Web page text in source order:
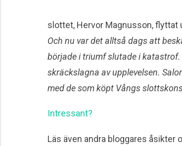
slottet, Hervor Magnusson, flyttat
Och nu var det alltså dags att
började i triumf slutade i
skräckslagna av upplevelsen.
med de som köpt Vångs
Intressant?
Läs även andra bloggares åsikter